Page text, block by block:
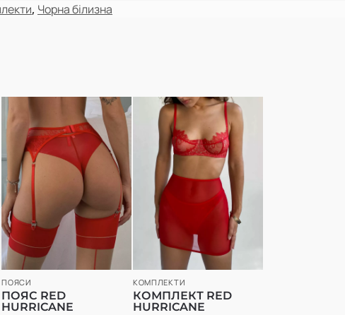
, Чорна білизна
ПОЯСИ
ПОЯС RED
HURRICANE
КОМПЛЕКТИ
КОМПЛЕКТ RED
HURRICANE